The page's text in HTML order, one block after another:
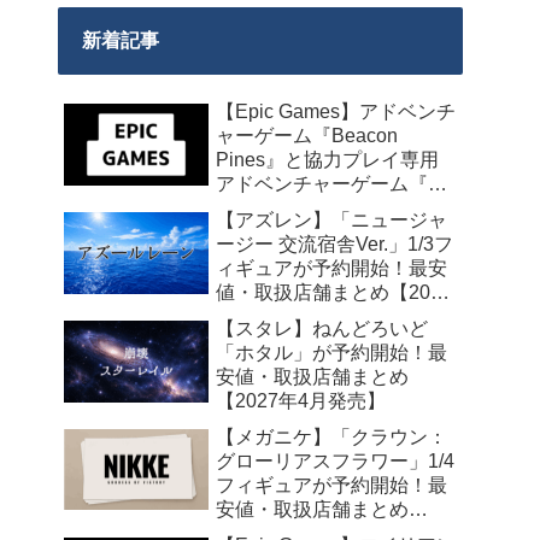
新着記事
【Epic Games】アドベンチ
ャーゲーム『Beacon
Pines』と協力プレイ専用
アドベンチャーゲーム『We
Were Here Together』の無
料配布が来週2026年8月14
日午前0時までの期間限定
で開始！
【アズレン】「ニュージャ
ージー 交流宿舎Ver.」1/3フ
ィギュアが予約開始！最安
値・取扱店舗まとめ【2027
年2月発売】
【スタレ】ねんどろいど
「ホタル」が予約開始！最
安値・取扱店舗まとめ
【2027年4月発売】
【メガニケ】「クラウン：
グローリアスフラワー」1/4
フィギュアが予約開始！最
安値・取扱店舗まとめ
【2027年5月発売】